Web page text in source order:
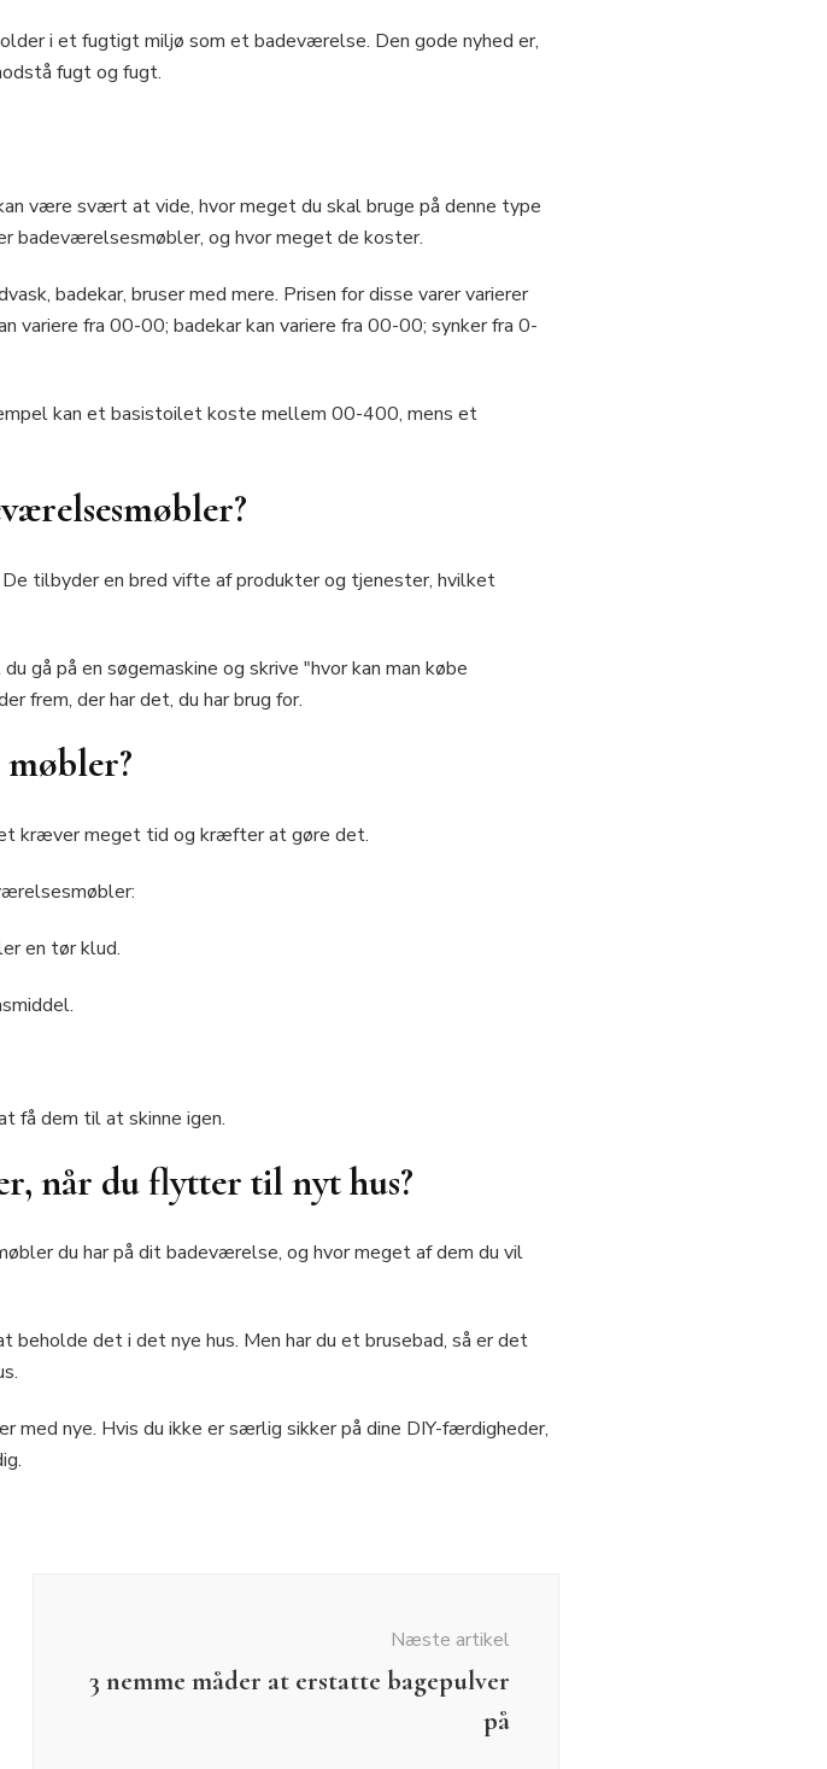
i et fugtigt miljø som et badeværelse. Den gode nyhed er,
fugt og fugt.
være svært at vide, hvor meget du skal bruge på denne type
badeværelsesmøbler, og hvor meget de koster.
badekar, bruser med mere. Prisen for disse varer varierer
fra 00-00; badekar kan variere fra 00-00; synker fra 0-
kan et basistoilet koste mellem 00-400, mens et
tilbyder en bred vifte af produkter og tjenester, hvilket
gå på en søgemaskine og skrive "hvor kan man købe
frem, der har det, du har brug for.
kræver meget tid og kræfter at gøre det.
en tør klud.
få dem til at skinne igen.
når du flytter til nyt hus?
du har på dit badeværelse, og hvor meget af dem du vil
det i det nye hus. Men har du et brusebad, så er det
nye. Hvis du ikke er særlig sikker på dine DIY-færdigheder,
Næste artikel
3 nemme måder at erstatte bagepulver
på